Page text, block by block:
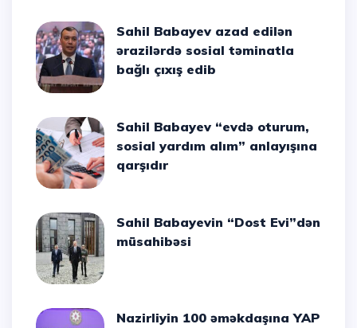
Sahil Babayev azad edilən
ərazilərdə sosial təminatla
bağlı çıxış edib
Sahil Babayev “evdə oturum,
sosial yardım alım” anlayışına
qarşıdır
Sahil Babayevin “Dost Evi”dən
müsahibəsi
Nazirliyin 100 əməkdaşına YAP